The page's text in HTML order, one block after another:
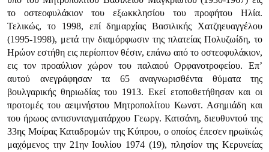
το οστεοφυλάκιον του εξωκκλησίου του προφήτου Ηλία.
Τελικώς, το 1998, επί δημαρχίας Βασιλικής Χατζηευαγγέλου
(1995-1998), μετά την διαμόρφωσιν της πλατείας Πολυζωίδη, το
Ηρώον εστήθη εις περίοπτον θέσιν, επάνω από το οστεοφυλάκιον,
εις τον προαύλιον χώρον του παλαιού Ορφανοτροφείου. Επ’
αυτού ανεγράφησαν τα 65 αναγνωρισθέντα θύματα της
βουλγαρικής θηριωδίας του 1913. Εκεί ετοποθετήθησαν και οι
προτομές του αειμνήστου Μητροπολίτου Κωνστ. Ασημιάδη και
του ήρωος αντισυνταγματάρχου Γεωργ. Κατσάνη, διευθυντού της
33ης Μοίρας Κατα­δρομών της Κύπρου, ο οποίος έπεσεν ηρωϊκώς
μαχόμενος την 21ην Ιουλίου 1974 (19), πλησίον της Κερυνείας